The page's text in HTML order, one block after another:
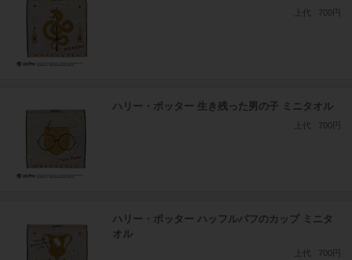
上代 700円
ハリー・ポッター 生き残った男の子 ミニタオル
上代 700円
ハリー・ポッター ハッフルパフのカップ ミニタ
オル
上代 700円